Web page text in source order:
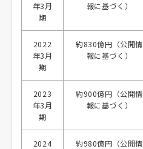
年3月
期
報に基づく）
2022
年3月
期
約830億円（公開情
報に基づく）
2023
年3月
期
約900億円（公開情
報に基づく）
2024
約980億円（公開情